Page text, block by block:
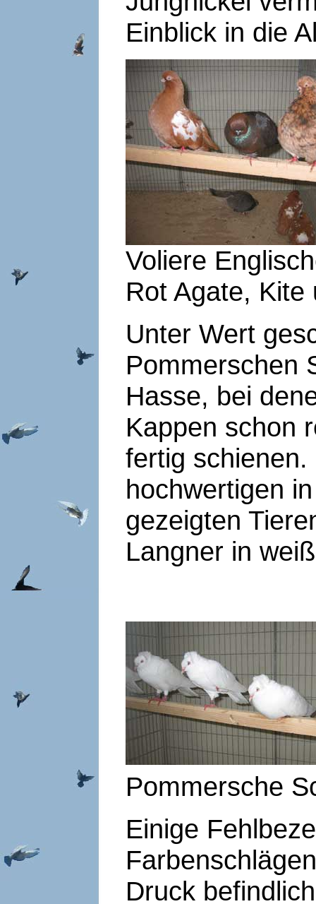
Einblick in die
Voliere
Rot Agate,
Unter Wert
Pommerschen
Hasse, bei
Kappen schon
fertig
hochwertigen
gezeigten
Langner in
Pommersche
Einige
Druck